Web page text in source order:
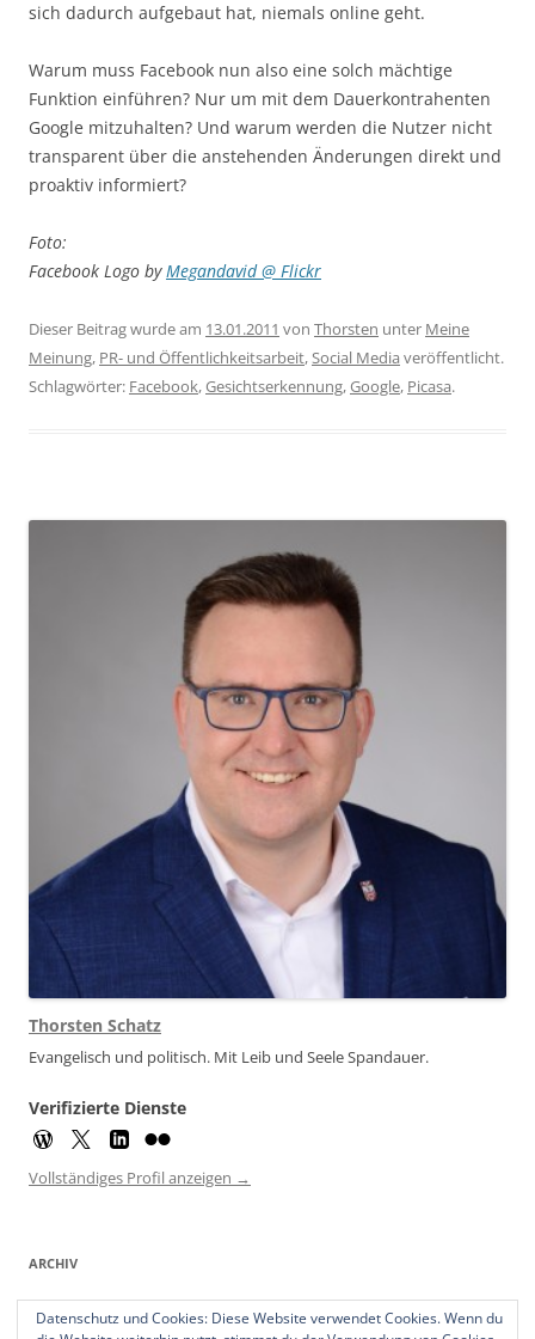
sich dadurch aufgebaut hat, niemals online geht.
Warum muss Facebook nun also eine solch mächtige
Funktion einführen? Nur um mit dem Dauerkontrahenten
Google mitzuhalten? Und warum werden die Nutzer nicht
transparent über die anstehenden Änderungen direkt und
proaktiv informiert?
Foto:
Facebook Logo byMegandavid @ Flickr
Dieser Beitrag wurde am 13.01.2011 von Thorsten unter Meine
Meinung, PR- und Öffentlichkeitsarbeit,Social Media veröffentlicht.
Schlagwörter: Facebook,Gesichtserkennung,Google, Picasa.
Thorsten Schatz
Evangelisch und politisch. Mit Leib und Seele Spandauer.
Verifizierte Dienste
Vollständiges Profil anzeigen →
ARCHIV
Archiv
Datenschutz und Cookies: Diese Website verwendet Cookies. Wenn du